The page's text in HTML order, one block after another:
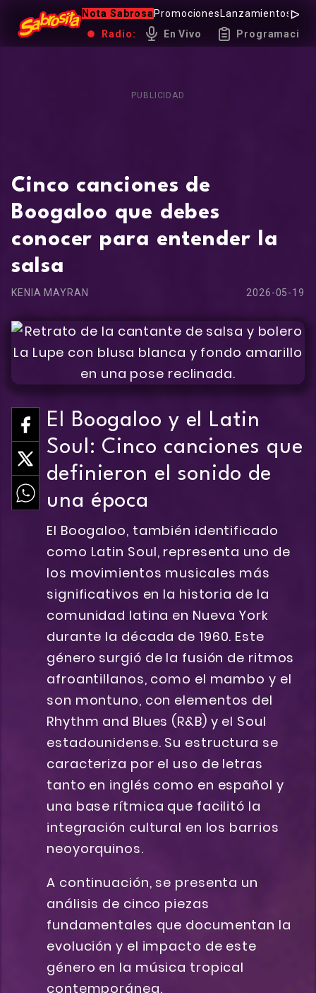
Nota Sabrosa Promociones LanzamientosHot
Radio:
En Vivo Programación
PUBLICIDAD
Cinco canciones de
Boogaloo que debes
conocer para entender la
salsa
KENIA MAYRAN 2026-05-19
El Boogaloo y el Latin
Soul: Cinco canciones que
definieron el sonido de
una época
El Boogaloo, también identificado
como Latin Soul, representa uno de
los movimientos musicales más
significativos en la historia de la
comunidad latina en Nueva York
durante la década de 1960. Este
género surgió de la fusión de ritmos
afroantillanos, como el mambo y el
son montuno, con elementos del
Rhythm and Blues (R&B) y el Soul
estadounidense. Su estructura se
caracteriza por el uso de letras
tanto en inglés como en español y
una base rítmica que facilitó la
integración cultural en los barrios
neoyorquinos.
A continuación, se presenta un
análisis de cinco piezas
fundamentales que documentan la
evolución y el impacto de este
género en la música tropical
contemporánea.